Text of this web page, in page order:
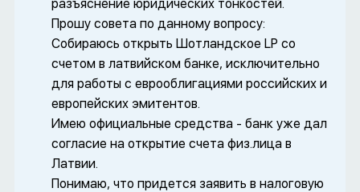
разъяснение юридических тонкостей.
Прошу совета по данному вопросу:
Собираюсь открыть Шотландское LP cо
счетом в латвийском банке, исключительно
для работы с еврооблигациями российских и
европейских эмитентов.
Имею официальные средства - банк уже дал
согласие на открытие счета физ.лица в
Латвии.
Понимаю, что придется заявить в налоговую